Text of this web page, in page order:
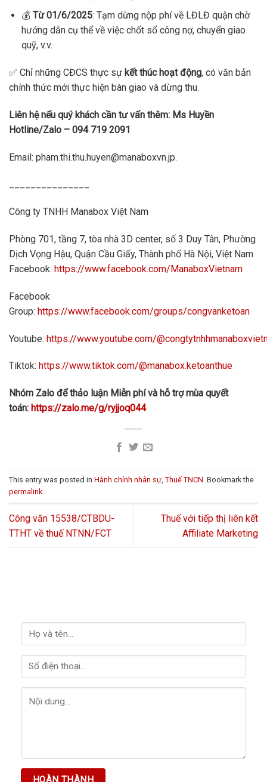
💰 Từ 01/6/2025: Tạm dừng nộp phí về LĐLĐ quận chờ
hướng dẫn cụ thể về việc chốt sổ công nợ, chuyển giao
quỹ, v.v.
✅ Chỉ những CĐCS thực sự kết thúc hoạt động, có văn bản
chính thức mới thực hiện bàn giao và dừng thu.
Liên hệ nếu quý khách cần tư vấn thêm: Ms Huyền
Hotline/Zalo – 094 719 2091
Email: pham.thi.thu.huyen@manaboxvn.jp.
Công ty TNHH Manabox Việt Nam
Phòng 701, tầng 7, tòa nhà 3D center, số 3 Duy Tân, Phường
Dịch Vọng Hậu, Quận Cầu Giấy, Thành phố Hà Nội, Việt Nam
Facebook: https://www.facebook.com/ManaboxVietnam
Facebook
Group: https://www.facebook.com/groups/congvanketoan
Youtube: https://www.youtube.com/
Tiktok: https://www.tiktok.com/@manabox.ketoanthue
Nhóm Zalo để thảo luận Miễn phí và hỗ trợ mùa quyết
toán: https://zalo.me/g/ryjjoq044
This entry was posted in Hành chính nhân sự, Thuế TNCN. Bookmark the
permalink.
Công văn 15538/CTBDU-
TTHT về thuế NTNN/FCT
Thuế với tiếp thị liên kết
Affiliate Marketing